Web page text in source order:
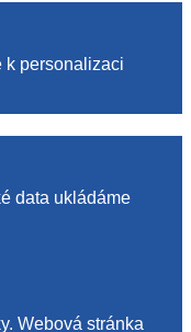
k personalizaci
data ukládáme
Webová stránka